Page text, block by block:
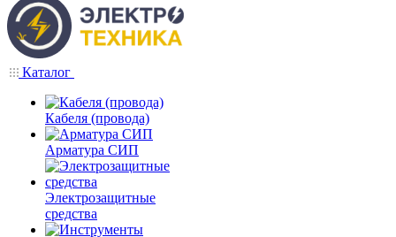
Каталог
Кабеля (провода)
Арматура СИП
Электрозащитные
средства